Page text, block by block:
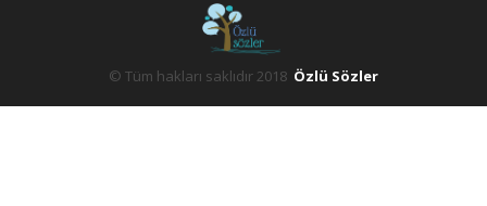
© Tüm hakları saklıdır 2018 Özlü Sözler